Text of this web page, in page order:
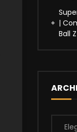
|
Ball